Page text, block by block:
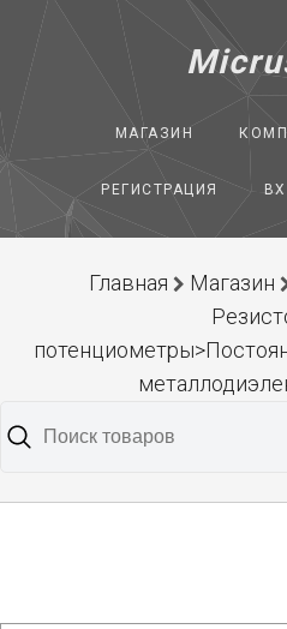
МАГАЗИН
РЕГИСТРАЦИЯ
Главная Магазин